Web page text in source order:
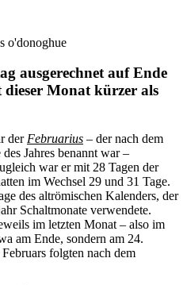
o'donoghue
ausgerechnet auf Ende
Monat kürzer als
der Februarius – der nach dem
des Jahres benannt war –
war er mit 28 Tagen der
im Wechsel 29 und 31 Tage.
des altrömischen Kalenders, der
Schaltmonate verwendete.
im letzten Monat – also im
am Ende, sondern am 24.
folgten nach dem